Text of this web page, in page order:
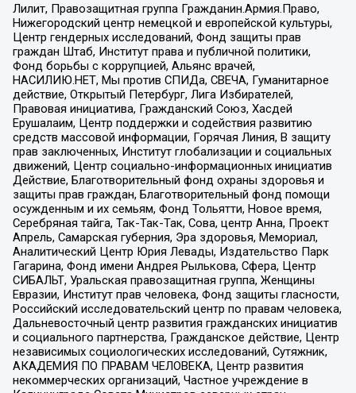
Лилит, Правозащитная группа Гражданин.Армия.Право,
Нижегородский центр немецкой и европейской культуры,
Центр гендерных исследований, Фонд защиты прав
граждан Штаб, Институт права и публичной политики,
Фонд борьбы с коррупцией, Альянс врачей,
НАСИЛИЮ.НЕТ, Мы против СПИДа, СВЕЧА, Гуманитарное
действие, Открытый Петербург, Лига Избирателей,
Правовая инициатива, Гражданский Союз, Хасдей
Ерушалаим, Центр поддержки и содействия развитию
средств массовой информации, Горячая Линия, В защиту
прав заключенных, Институт глобализации и социальных
движений, Центр социально-информационных инициатив
Действие, Благотворительный фонд охраны здоровья и
защиты прав граждан, Благотворительный фонд помощи
осужденным и их семьям, Фонд Тольятти, Новое время,
Серебряная тайга, Так-Так-Так, Сова, центр Анна, Проект
Апрель, Самарская губерния, Эра здоровья, Мемориал,
Аналитический Центр Юрия Левады, Издательство Парк
Гагарина, Фонд имени Андрея Рылькова, Сфера, Центр
СИБАЛЬТ, Уральская правозащитная группа, Женщины
Евразии, Институт прав человека, Фонд защиты гласности,
Российский исследовательский центр по правам человека,
Дальневосточный центр развития гражданских инициатив
и социального партнерства, Гражданское действие, Центр
независимых социологических исследований, Сутяжник,
АКАДЕМИЯ ПО ПРАВАМ ЧЕЛОВЕКА, Центр развития
некоммерческих организаций, Частное учреждение в